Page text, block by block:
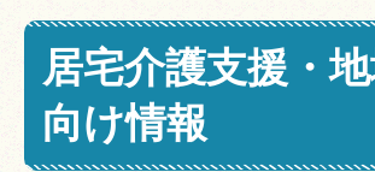
居宅介護支援・
向け情報